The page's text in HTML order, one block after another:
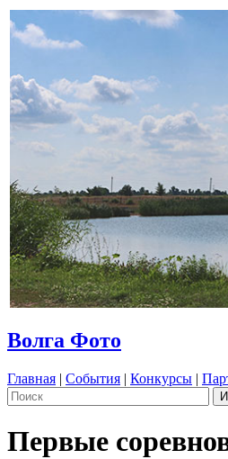
Волга Фото
Главная | События | Конкурсы |
Первые